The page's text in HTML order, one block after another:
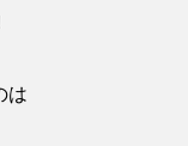
は